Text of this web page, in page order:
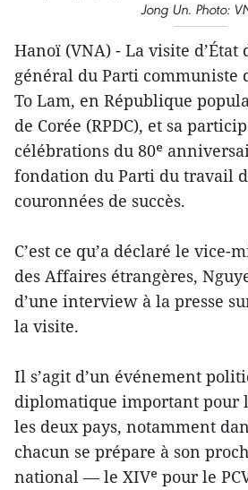
Jong Un. Photo:
Hanoï (VNA) - La visite d’État
général du Parti communiste
To Lam, en République
de Corée (RPDC), et sa
célébrations du 80ᵉ
fondation du Parti du travail
couronnées de succès.
C’est ce qu’a déclaré le
des Affaires étrangères,
d’une interview à la presse
la visite.
Il s’agit d’un événement
diplomatique important pour
les deux pays, notamment
chacun se prépare à son
national — le XIVᵉ pour le